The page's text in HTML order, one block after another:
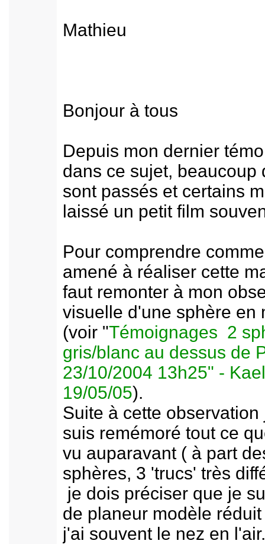
Mathieu
Bonjour à tous
Depuis mon dernier
dans ce sujet, beaucoup
sont passés et certains
laissé un petit film
Pour comprendre
amené à réaliser cette
faut remonter à mon
visuelle d'une sphère en
(voir "Témoignages 2
gris/blanc au dessus de
23/10/2004 13h25" -
19/05/05).
Suite à cette observation
suis remémoré tout ce
vu auparavant ( à part
sphères, 3 'trucs' très
je dois préciser que je
de planeur modèle
j'ai souvent le nez en l'air.